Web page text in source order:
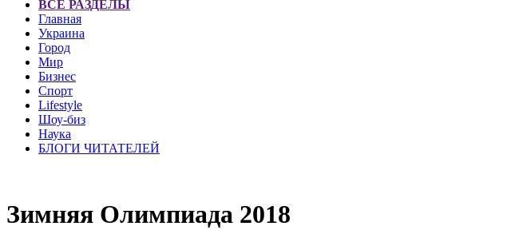
ВСЕ РАЗДЕЛЫ
Главная
Украина
Город
Мир
Бизнес
Спорт
Lifestyle
Шоу-биз
Наука
БЛОГИ ЧИТАТЕЛЕЙ
Зимняя Олимпиада 2018